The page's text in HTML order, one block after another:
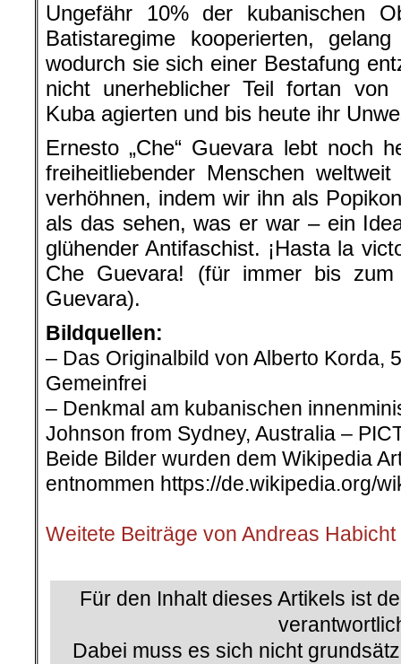
Ungefähr 10% der kubanischen
Batistaregime kooperierten,
wodurch sie sich einer Bestafung
nicht unerheblicher Teil fortan
Kuba agierten und bis heute ihr
Ernesto „Che“ Guevara lebt noch
freiheitliebender Menschen
verhöhnen, indem wir ihn als
als das sehen, was er war – ein
glühender Antifaschist. ¡Hasta la
Che Guevara! (für immer bis
Guevara).
Bildquellen:
– Das Originalbild von Alberto Korda,
Gemeinfrei
– Denkmal am kubanischen
Johnson from Sydney, Australia –
Beide Bilder wurden dem Wikipedia
entnommen https://de.wikipedia.org/
Weitete Beiträge von Andreas
Für den Inhalt dieses Artikels ist
Dabei muss es sich nicht